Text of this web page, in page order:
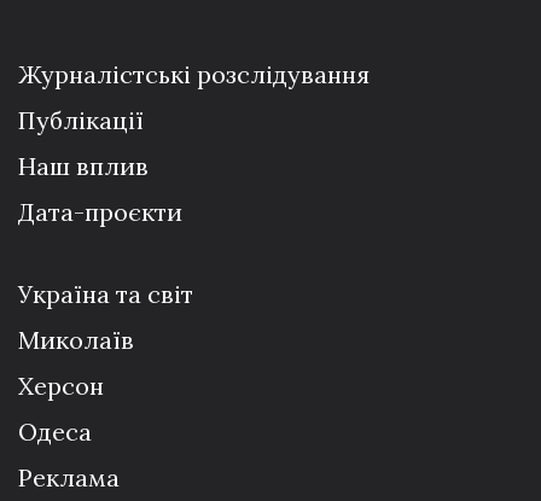
Журналістські розслідування
Публікації
Наш вплив
Дата-проєкти
Україна та світ
Миколаїв
Херсон
Одеса
Реклама